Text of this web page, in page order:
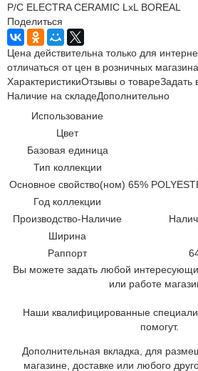
P/C ELECTRA CERAMIC LxL BOREAL
Поделиться
Цена действительна только для
отличаться от цен в розничных
ХарактеристикиОтзывы о товареЗадать
Наличие на складеДополнительно
Использование
Цвет
Базовая единица
Тип коллекции
Основное свойство(ном) 65%
Год коллекции
Производство-Наличие
Ширина
Раппорт
Вы можете задать любой
или работе
Наши квалифицированные
помогут.
Дополнительная вкладка, для
магазине, доставке или любого